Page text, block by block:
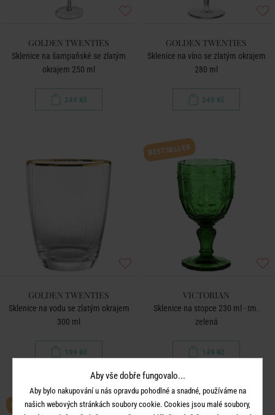
GOLDEN TWENTIES
Sklenice na šampaňské se zlatým
okrajem 250 ml
249 Kč
GOLDEN TWENTIES
Sklenice na víno se zlatým okrajem
280 ml
249 Kč
GOLDEN TWENTIES
Sklenice na vodu se zlatým okrajem
300 ml
199 Kč
BESTSELLER
VICTORIAN
Sklenice na stopce 230 ml - tm.
zelená
149 Kč
BESTSELLER
Aby vše dobře fungovalo...
Aby bylo nakupování u nás opravdu pohodlné a snadné, používáme na
našich webových stránkách soubory cookie. Cookies jsou malé soubory,